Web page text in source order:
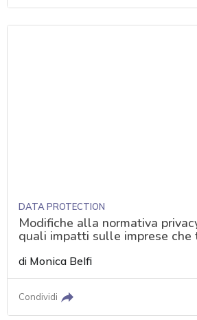
DATA PROTECTION
Modifiche alla normativa
quali impatti sulle imprese
di Monica Belfi
Condividi